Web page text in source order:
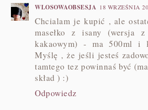
WLOSOWAOBSESJA 18 WRZEŚNIA
Chcialam je kupić , ale
masełko z isany (wersja
kakaowym) - ma 500ml i
Myślę , że jeśli jesteś
tamtego tez powinnaś być
skład ) :)
Odpowiedz